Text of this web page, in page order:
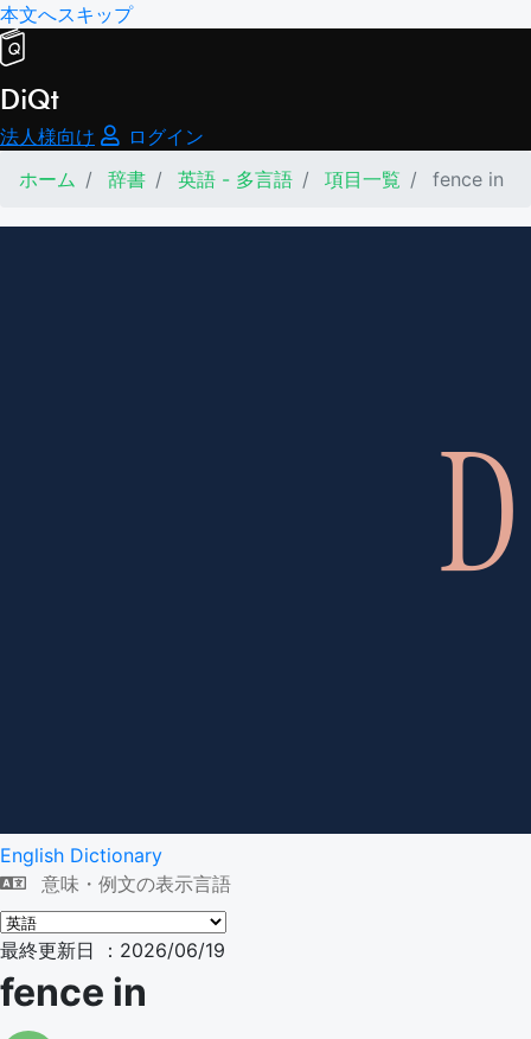
本文へスキップ
DiQt
法人様向け
ログイン
ホーム
辞書 英語 - 多言語 項目一覧 fence in
English Dictionary
意味・例文の表示言語
最終更新日 ：2026/06/19
fence in